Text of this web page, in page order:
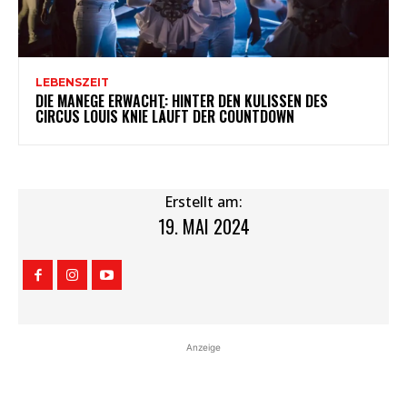
LEBENSZEIT
DIE MANEGE ERWACHT: HINTER DEN KULISSEN DES
CIRCUS LOUIS KNIE LÄUFT DER COUNTDOWN
Erstellt am:
19. MAI 2024
Anzeige